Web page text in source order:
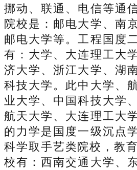
挪动、联通、电信等通
院校是：邮电大学、南
邮电大学等。工程国度
有：大学、大连理工大
济大学、浙江大学、湖
科技大学。此中大学、
业大学、中国科技大学
航天大学、大连理工大
的力学是国度一级沉点
科学取手艺类院校，教
校有：西南交通大学、